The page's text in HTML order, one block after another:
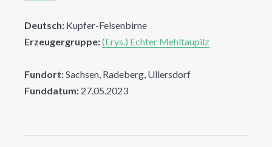
Deutsch: Kupfer-Felsenbirne
Erzeugergruppe:(Erys.) Echter Mehltaupilz
Fundort:Sachsen, Radeberg, Ullersdorf
Funddatum: 27.05.2023